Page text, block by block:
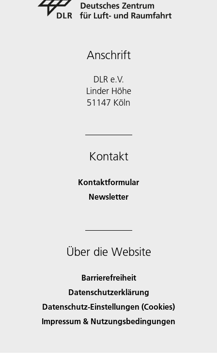
Anschrift
DLR e.V.
Linder Höhe
51147 Köln
Kontakt
Kontaktformular
Newsletter
Über die Website
Barrierefreiheit
Datenschutzerklärung
Datenschutz-Einstellungen (Cookies)
Impressum & Nutzungsbedingungen